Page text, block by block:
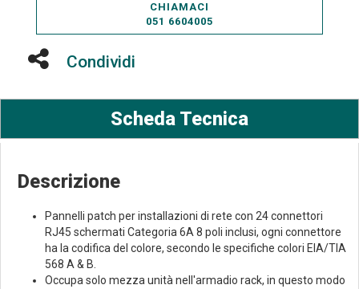
CHIAMACI
051 6604005
Condividi
Scheda Tecnica
Descrizione
Pannelli patch per installazioni di rete con 24 connettori
RJ45 schermati Categoria 6A 8 poli inclusi, ogni connettore
ha la codifica del colore, secondo le specifiche colori EIA/TIA
568 A & B.
Occupa solo mezza unità nell'armadio rack, in questo modo